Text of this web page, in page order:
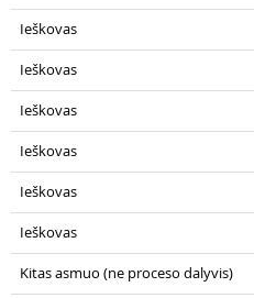
Ieškovas
Ieškovas
Ieškovas
Ieškovas
Ieškovas
Ieškovas
Kitas asmuo (ne proceso dalyvis)